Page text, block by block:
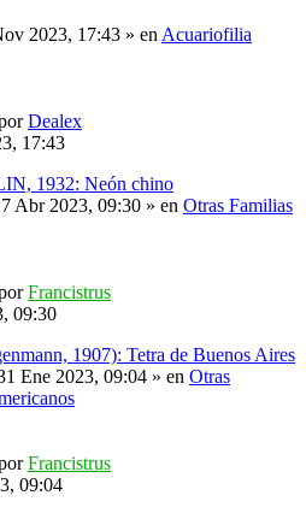
2023, 17:43 » en Acuariofilia
Dealex
17:43
1932: Neón chino
Abr 2023, 09:30 » en Otras Familias
Francistrus
09:30
1907): Tetra de Buenos Aires
Ene 2023, 09:04 » en Otras
Francistrus
09:04